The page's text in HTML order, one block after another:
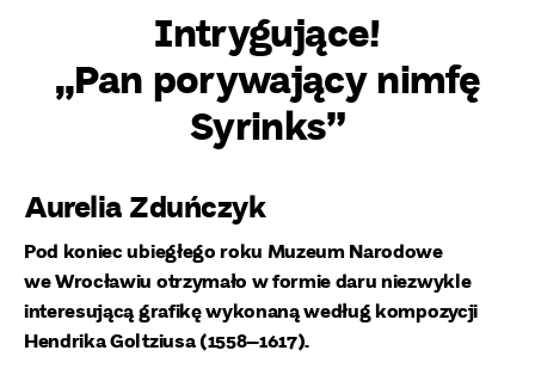
Intrygujące!
„Pan porywający nimfę
Syrinks”
Aurelia Zduńczyk
Pod koniec ubiegłego roku Muzeum Narodowe
we Wrocławiu otrzymało w formie daru niezwykle
interesującą grafikę wykonaną według kompozycji
Hendrika Goltziusa (1558–1617).